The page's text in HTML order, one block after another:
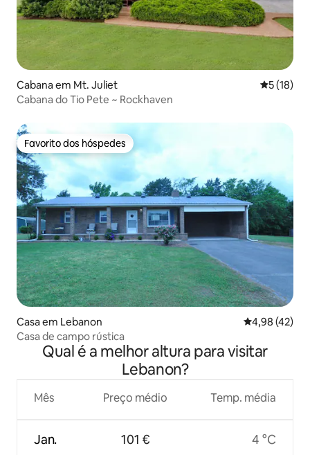
Cabana em Mt. Juliet
5 (18)
Cabana do Tio Pete ~ Rockhaven
Favorito dos hóspedes
Favorito dos hóspedes
Casa em Lebanon Classificação
4,98 (42)
Casa de campo rústica
Qual é a melhor altura para visitar
Lebanon?
Mês
Jan.
Preço médio
101 €
Temp. média
4 °C